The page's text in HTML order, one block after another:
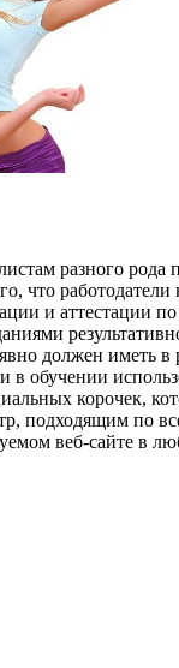
разного
что
и аттестации по
должен
обучении
корочек,
подходящим
веб-сайте в